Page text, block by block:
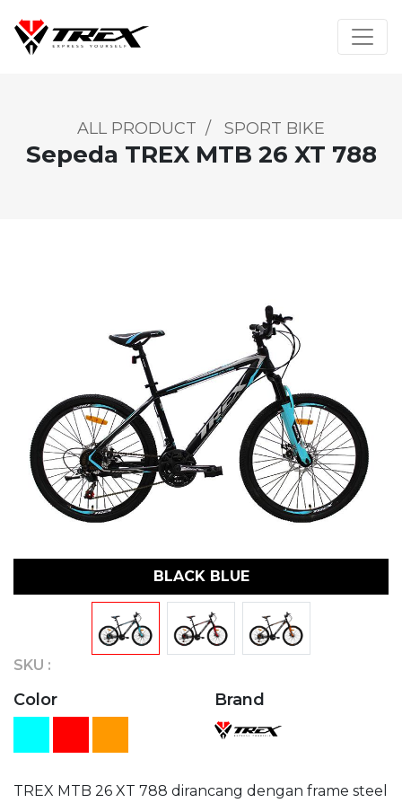
ALL PRODUCT / SPORT BIKE
Sepeda TREX MTB 26 XT 788
BLACK BLUE
SKU :
Color Brand
TREX MTB 26 XT 788 dirancang dengan frame steel